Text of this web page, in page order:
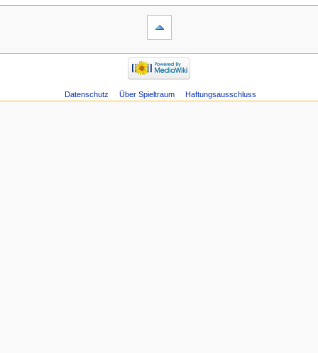
Datenschutz Über Spieltraum Haftungsausschluss